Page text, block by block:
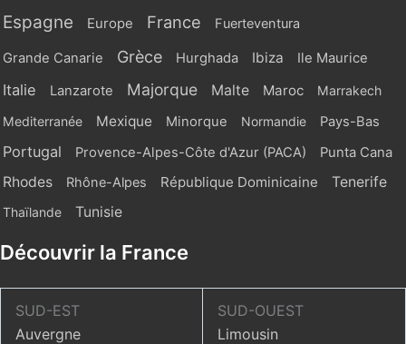
Espagne Europe France Fuerteventura
Grande Canarie Grèce Hurghada Ibiza Ile Maurice
Italie Lanzarote Majorque Malte Maroc
Marrakech
Mediterranée
Mexique Minorque Normandie Pays-Bas
Portugal Provence-Alpes-Côte d'Azur (PACA) Punta Cana
Rhodes Rhône-Alpes République Dominicaine Tenerife
Thaïlande Tunisie
Découvrir la France
SUD-EST
Auvergne
SUD-OUEST
Limousin